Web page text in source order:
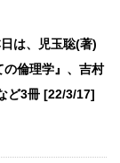
は、児玉聡(著)
倫理学』、吉村
ど3冊 [22/3/17]